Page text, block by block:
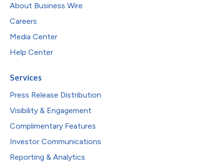
About Business Wire
Careers
Media Center
Help Center
Services
Press Release Distribution
Visibility & Engagement
Complimentary Features
Investor Communications
Reporting & Analytics